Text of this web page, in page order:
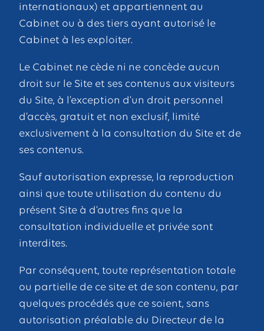
internationaux) et appartiennent au
Cabinet ou à des tiers ayant autorisé le
Cabinet à les exploiter.
Le Cabinet ne cède ni ne concède aucun
droit sur le Site et ses contenus aux visiteurs
du Site, à l’exception d’un droit personnel
d’accès, gratuit et non exclusif, limité
exclusivement à la consultation du Site et de
ses contenus.
Sauf autorisation expresse, la reproduction
ainsi que toute utilisation du contenu du
présent Site à d’autres fins que la
consultation individuelle et privée sont
interdites.
Par conséquent, toute représentation totale
ou partielle de ce site et de son contenu, par
quelques procédés que ce soient, sans
autorisation préalable du Directeur de la